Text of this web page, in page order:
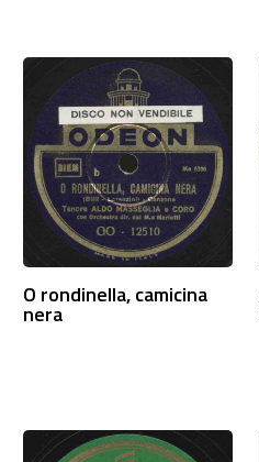
O rondinella, camicina
nera